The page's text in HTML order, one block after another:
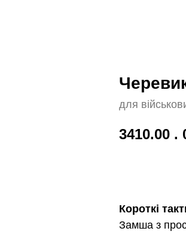
для
3410.00 .
Короткі
Замша з